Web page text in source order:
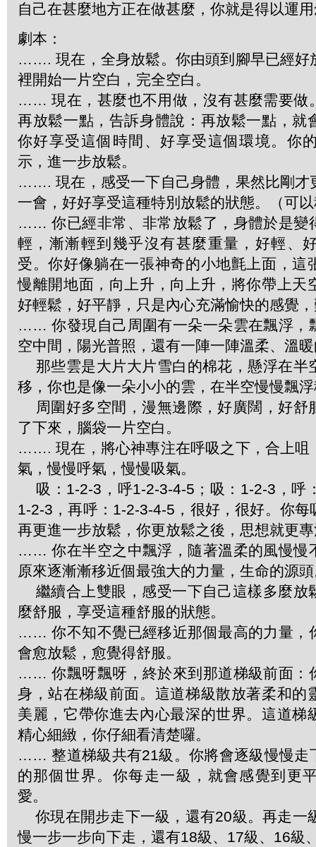
自己在甚麼地方正在做甚麼，你就是得以運
劇本：
……. 現在，全身放鬆。你由頭到腳早已經好
裡開始一片空白，完全空白。
…… 現在，甚麼也不用做，沒有甚麼需要做
再放鬆一點，告訴身體說：再放鬆一點，就
你好享受這個時間、好享受這個環境。你
示，進一步放鬆。
……. 現在，感受一下自己身體，果然比剛才
一會，好好享受這種特別放鬆的狀態。（可
…… 你已經非常、非常放鬆了，身體於是變
輕，漸漸輕到幾乎沒有甚麼重量，好輕、
受。你好像躺在一張神奇的小地氈上面，這
慢離開地面，向上升，向上升，將你帶上天
好輕鬆，好平靜，只是內心充滿愉快的感覺
…… 你發現自己周圍有一朵一朵雲在飄浮，
空中間，陽光普照，還有一陣一陣溫柔、溫
那些雲是大片大片雪白的棉花，懸浮在半
移，你也是像一朵小小的雲，在半空慢慢飄
周圍好多空間，漫無邊際，好廣闊，好舒
了下來，腦袋一片空白。
……. 現在，將心神專注在呼吸之下，合上咀
氣，慢慢呼氣，慢慢吸氣。
吸：1-2-3，呼1-2-3-4-5；吸：1-2-3，呼
1-2-3，再呼：1-2-3-4-5，很好，很好。你每
再更進一步放鬆，你更放鬆之後，思想就更
…… 你在半空之中飄浮，隨著溫柔的風慢慢
原來逐漸漸移近個最強大的力量，生命的源
繼續合上雙眼，感受一下自己這樣多麼放
麼舒服，享受這種舒服的狀態。
…… 你不知不覺已經移近那個最高的力量，
會愈放鬆，愈覺得舒服。
…… 你飄呀飄呀，終於來到那道梯級前面：
身，站在梯級前面。這道梯級散放著柔和的
美麗，它帶你進去內心最深的世界。這道梯
精心細緻，你仔細看清楚囉。
…… 整道梯級共有21級。你將會逐級慢慢走
的那個世界。你每走一級，就會感覺到更
愛。
你現在開步走下一級，還有20級。再走一
慢一步一步向下走，還有18級、17級、16級